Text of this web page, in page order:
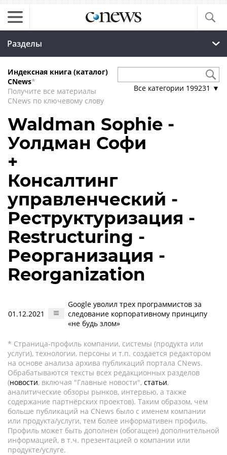
Разделы
Индексная книга (каталог)
CNews*
Получите все материалы
CNews по ключевому слову
Все категории 199231 ▼
Waldman Sophie -
Уолдман Софи
+
Консалтинг
управленческий -
Реструктуризация -
Restructuring -
Реорганизация -
Reorganization
01.12.2021
Google уволил трех программистов за
следование корпоративному принципу
«не будь злом»
* Страница-профиль компании, системы (продукта или
услуги), технологии, персоны и т.п. создается редактором
на основе анализа архива публикаций портала CNews.
Обрабатываются тексты всех редакционных разделов
(новости, включая "Главные новости", статьи,
аналитические обзоры рынков, интервью, а также
содержание партнёрских проектов). Таким образом, чем
больше публикаций на CNews было с именем компании
или продукта/услуги, тем более информативен профиль.
Профиль может быть дополнен (обогащен) дополнительной
информацией, в т.ч. презентацией о компании или
продукте/услуге.